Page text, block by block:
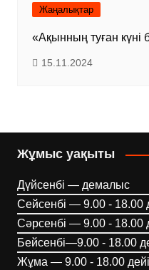
Жаңалықтар
«Ақынның туған күні
15.11.2024
Жұмыс уақыты
Дүйсенбі — демалыс
Сейсенбі — 9.00 - 18.00
Сәрсенбі — 9.00 - 18.00
Бейсенбі—9.00 - 18.00
Жұма — 9.00 - 18.00